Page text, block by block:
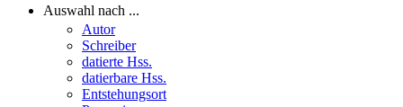
Auswahl nach ...
Autor
Schreiber
datierte Hss.
datierbare Hss.
Entstehungsort